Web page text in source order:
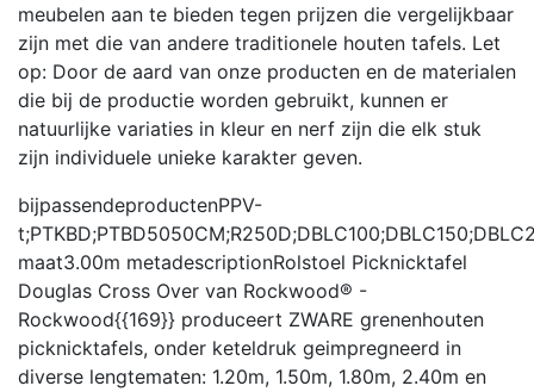
meubelen aan te bieden tegen prijzen die vergelijkbaar
zijn met die van andere traditionele houten tafels. Let
op: Door de aard van onze producten en de materialen
die bij de productie worden gebruikt, kunnen er
natuurlijke variaties in kleur en nerf zijn die elk stuk
zijn individuele unieke karakter geven.
bijpassendeproductenPPV-
maat3.00m metadescriptionRolstoel Picknicktafel
Douglas Cross Over van Rockwood® -
Rockwood{{169}} produceert ZWARE grenenhouten
picknicktafels, onder keteldruk geimpregneerd in
diverse lengtematen: 1.20m, 1.50m, 1.80m, 2.40m en